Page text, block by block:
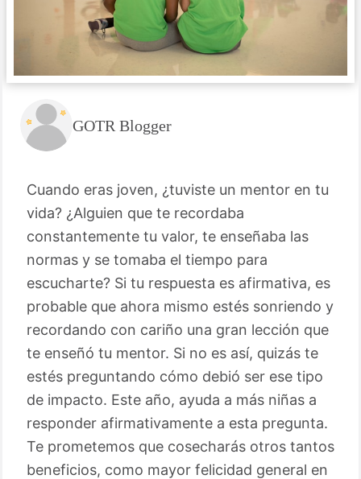
GOTR Blogger
Cuando eras joven, ¿tuviste un mentor en tu
vida? ¿Alguien que te recordaba
constantemente tu valor, te enseñaba las
normas y se tomaba el tiempo para
escucharte? Si tu respuesta es afirmativa, es
probable que ahora mismo estés sonriendo y
recordando con cariño una gran lección que
te enseñó tu mentor. Si no es así, quizás te
estés preguntando cómo debió ser ese tipo
de impacto. Este año, ayuda a más niñas a
responder afirmativamente a esta pregunta.
Te prometemos que cosecharás otros tantos
beneficios, como mayor felicidad general en